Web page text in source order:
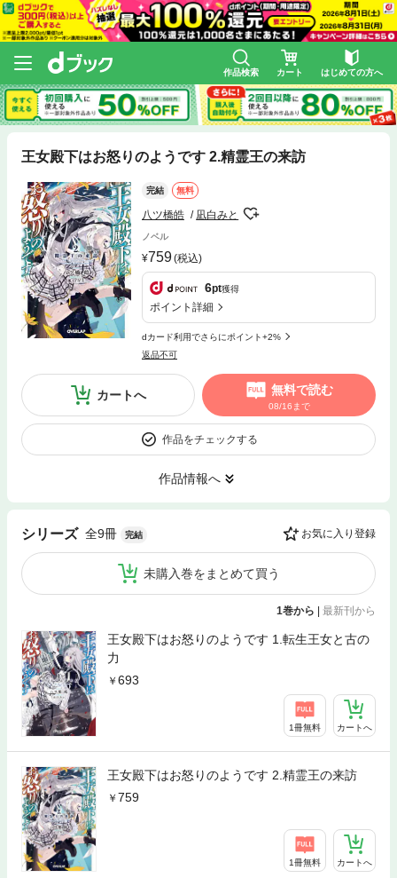
作品検索 カート はじめての方へ
王女殿下はお怒りのようです 2.精霊王の来訪
完結 無料
八ツ橋皓 凪白みと
ノベル
759(税込)
6pt獲得
ポイント詳細
dカード利用でさらにポイント+2%
返品不可
カートへ 無料で読む
08/16まで
作品をチェックする
作品情報へ
シリーズ 全9冊 完結 お気に入り登録
未購入巻をまとめて買う
1巻から 最新刊から
王女殿下はお怒りのようです 1.転生王女と古の
力
693
1冊無料 カートへ
王女殿下はお怒りのようです 2.精霊王の来訪
759
1冊無料 カートへ